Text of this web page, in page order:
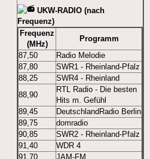
UKW-RADIO (nach
Frequenz)
Frequenz
(MHz)
Programm
87,50
Radio Melodie
87,80
SWR1 - Rheinland-Pfalz
88,25
SWR4 - Rheinland
88,90
RTL Radio - Die besten
Hits m. Gefühl
89,45
DeutschlandRadio Berlin
89,75
domradio
90,85
SWR2 - Rheinland-Pfalz
91,40
WDR 4
91,70
JAM-FM